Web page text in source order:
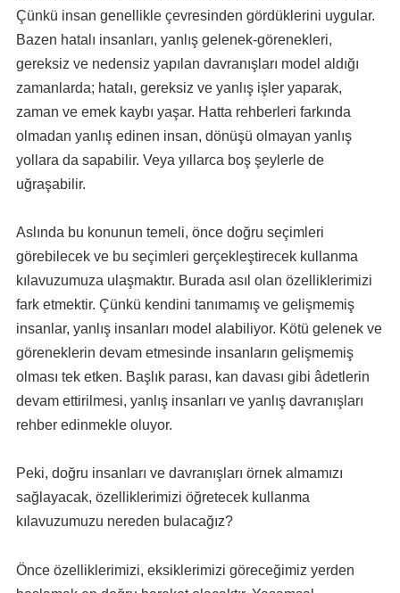
Çünkü insan genellikle çevresinden gördüklerini uygular.
Bazen hatalı insanları, yanlış gelenek-görenekleri,
gereksiz ve nedensiz yapılan davranışları model aldığı
zamanlarda; hatalı, gereksiz ve yanlış işler yaparak,
zaman ve emek kaybı yaşar. Hatta rehberleri farkında
olmadan yanlış edinen insan, dönüşü olmayan yanlış
yollara da sapabilir. Veya yıllarca boş şeylerle de
uğraşabilir.
Aslında bu konunun temeli, önce doğru seçimleri
görebilecek ve bu seçimleri gerçekleştirecek kullanma
kılavuzumuza ulaşmaktır. Burada asıl olan özelliklerimizi
fark etmektir. Çünkü kendini tanımamış ve gelişmemiş
insanlar, yanlış insanları model alabiliyor. Kötü gelenek ve
göreneklerin devam etmesinde insanların gelişmemiş
olması tek etken. Başlık parası, kan davası gibi âdetlerin
devam ettirilmesi, yanlış insanları ve yanlış davranışları
rehber edinmekle oluyor.
Peki, doğru insanları ve davranışları örnek almamızı
sağlayacak, özelliklerimizi öğretecek kullanma
kılavuzumuzu nereden bulacağız?
Önce özelliklerimizi, eksiklerimizi göreceğimiz yerden